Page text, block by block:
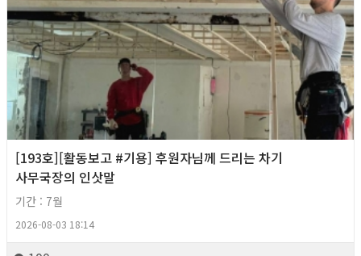
[193호][활동보고 #기용] 후원자님께 드리는 차기
사무국장의 인삿말
기간 : 7월
2026-08-03 18:14